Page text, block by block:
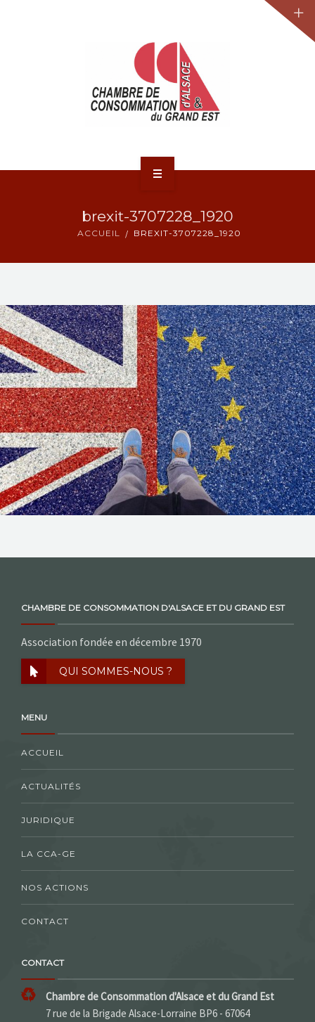
NOS ACTIONS
CONTACT
brexit-3707228_1920
ACCUEIL BREXIT-3707228_1920
CHAMBRE DE CONSOMMATION D'ALSACE ET DU GRAND EST
Association fondée en décembre 1970
QUI SOMMES-NOUS ?
MENU
ACCUEIL
ACTUALITÉS
JURIDIQUE
LA CCA-GE
NOS ACTIONS
CONTACT
CONTACT
Chambre de Consommation d'Alsace et du Grand Est
7 rue de la Brigade Alsace-Lorraine BP6 - 67064